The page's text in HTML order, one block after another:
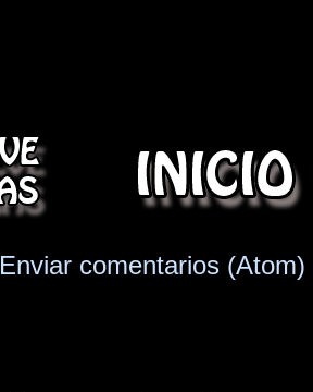
Enviar comentarios (Atom)